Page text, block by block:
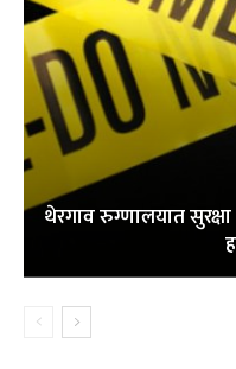
थेरगाव रुग्णालयात